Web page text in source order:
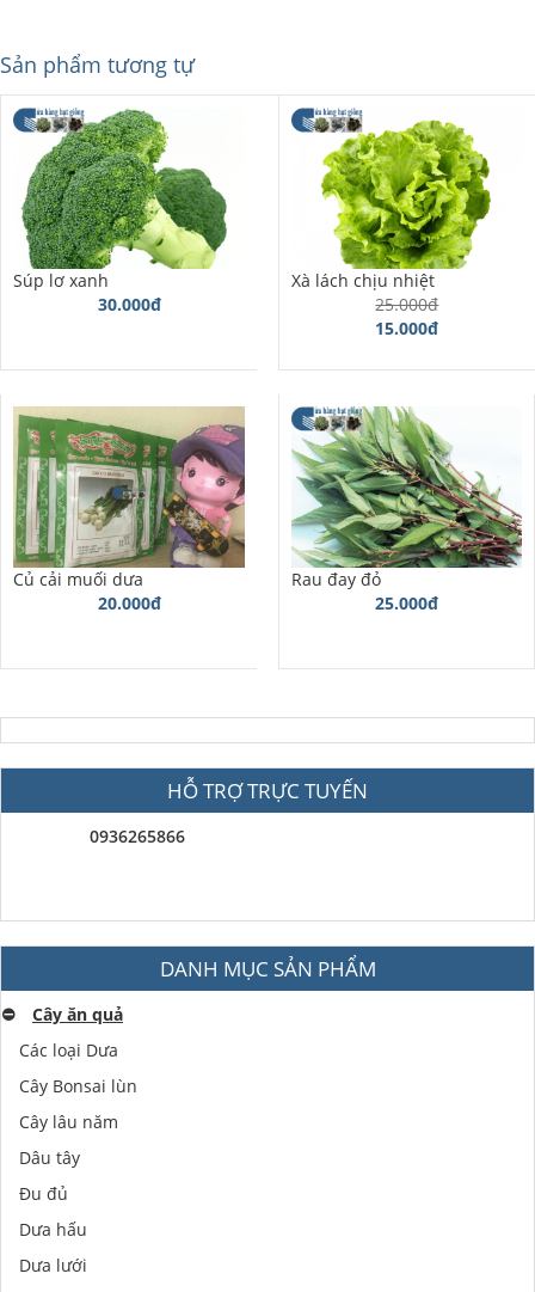
Sản phẩm tương tự
Súp lơ xanh
30.000đ
Xà lách chịu nhiệt
25.000đ
15.000đ
Củ cải muối dưa
20.000đ
Rau đay đỏ
25.000đ
HỖ TRỢ TRỰC TUYẾN
0936265866
DANH MỤC SẢN PHẨM
⛔️
Cây ăn quả
Các loại Dưa
Cây Bonsai lùn
Cây lâu năm
Dâu tây
Đu đủ
Dưa hấu
Dưa lưới